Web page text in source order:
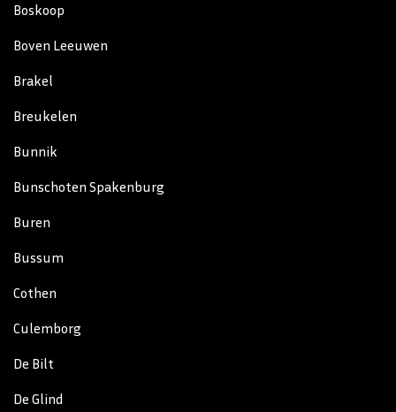
Boskoop
Boven Leeuwen
Brakel
Breukelen
Bunnik
Bunschoten Spakenburg
Buren
Bussum
Cothen
Culemborg
De Bilt
De Glind